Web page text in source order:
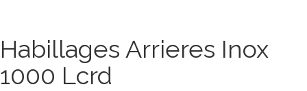
Habillages Arrieres Inox
1000 Lcrd